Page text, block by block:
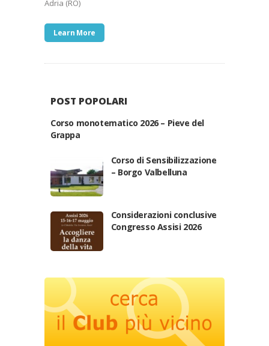
Adria (RO)
Learn More
POST POPOLARI
Corso monotematico 2026 – Pieve del
Grappa
Corso di Sensibilizzazione
– Borgo Valbelluna
Considerazioni conclusive
Congresso Assisi 2026